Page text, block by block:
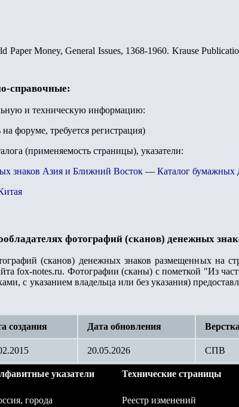
Paper Money, General Issues, 1368-1960. Krause
справочные:
и техническую информацию:
на форуме, требуется регистрация)
(применяемость страницы), указатели:
знаков Азия и Ближний Восток — Каталог бумажных
фотографий (сканов) денежных
(сканов) денежных знаков размещенных на
fox-notes.ru. Фотографии (сканы) с пометкой "Из
с указанием владельца или без указания)
создания Дата обновления Верстка
20.05.2026 СПВ
указатели Технические страницы
города Реестр изменений